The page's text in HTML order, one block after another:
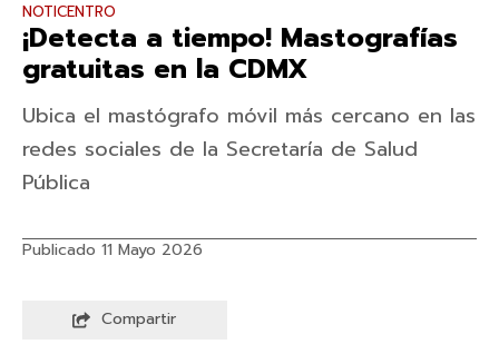
NOTICENTRO
¡Detecta a tiempo! Mastografías
gratuitas en la CDMX
Ubica el mastógrafo móvil más cercano en las
redes sociales de la Secretaría de Salud
Pública
Publicado 11 Mayo 2026
Compartir